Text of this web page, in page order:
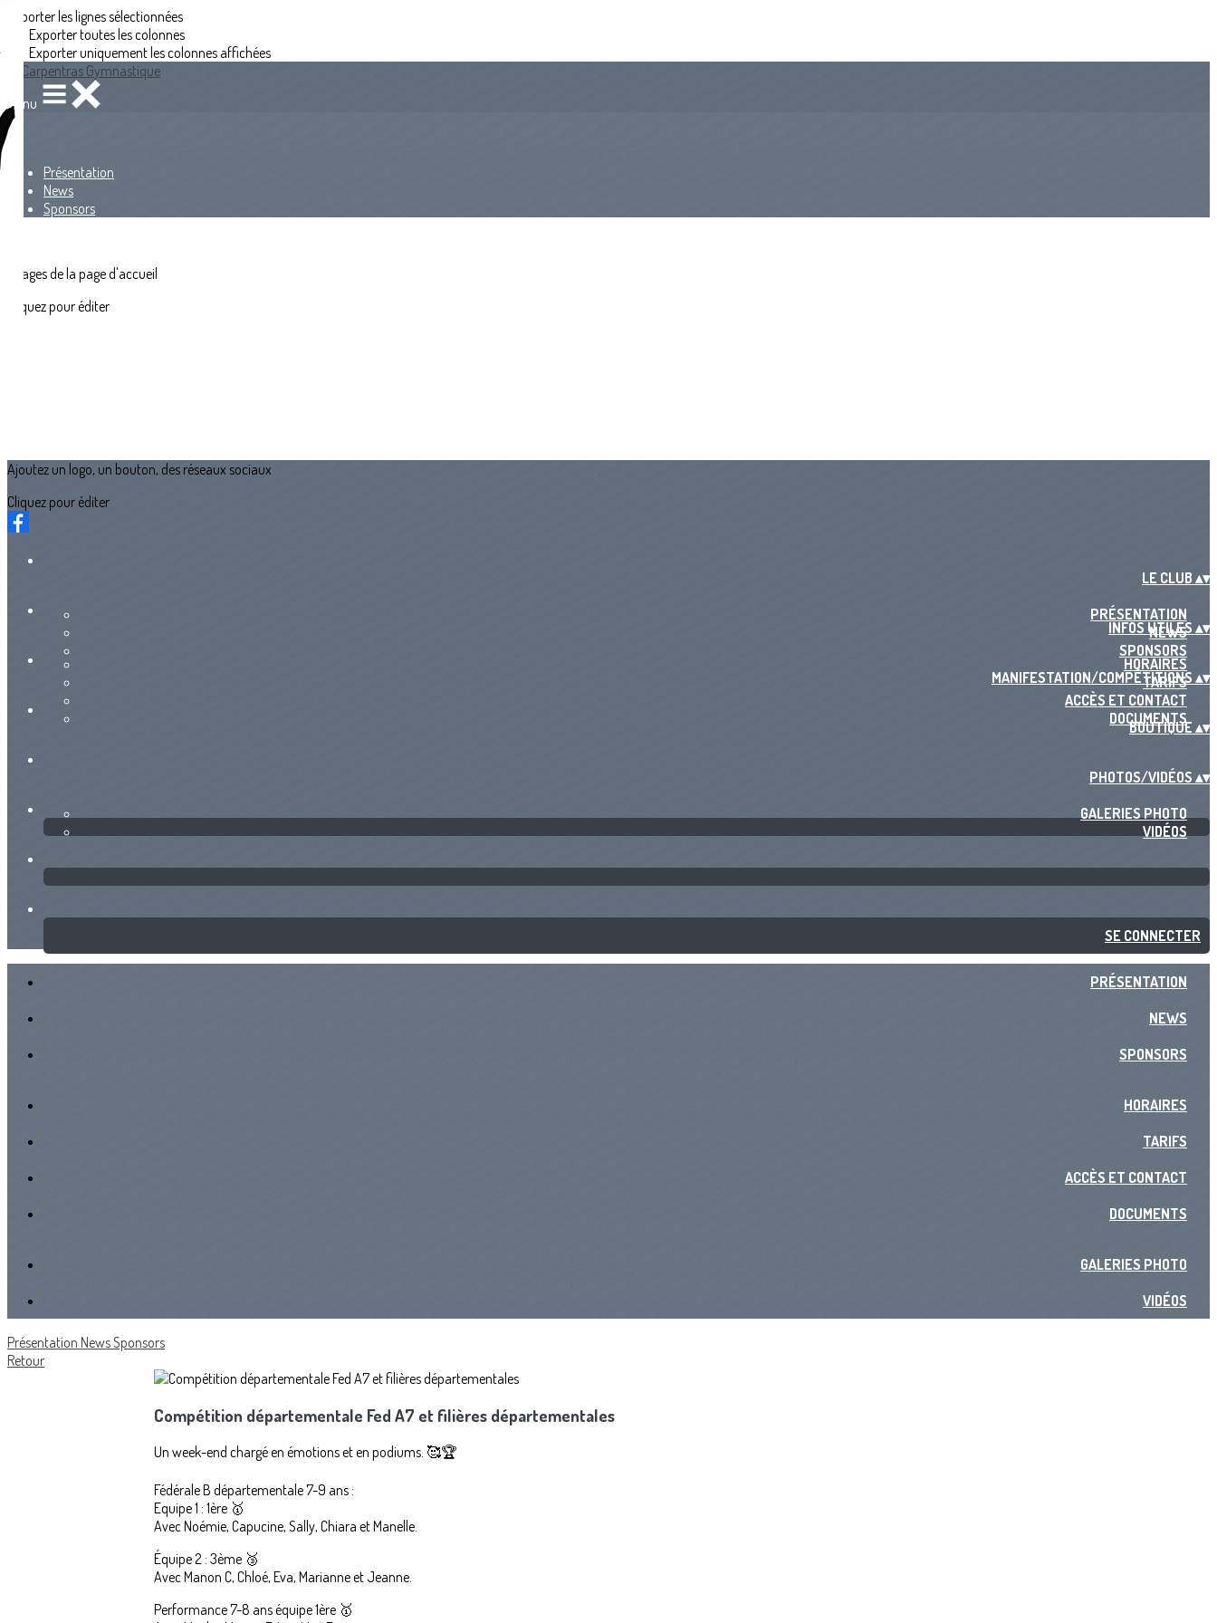
Exporter les lignes sélectionnées
Exporter toutes les colonnes
Exporter uniquement les colonnes affichées
Menu
<
>
Présentation
News
Sponsors
Images de la page d'accueil
Cliquez pour éditer
Ajoutez un logo, un bouton, des réseaux sociaux
Cliquez pour éditer
LE CLUB ▴▾
PRÉSENTATION
NEWS
SPONSORS
INFOS UTILES ▴▾
HORAIRES
TARIFS
ACCÈS ET CONTACT
DOCUMENTS
MANIFESTATION/COMPÉTITIONS ▴▾
BOUTIQUE ▴▾
PHOTOS/VIDÉOS ▴▾
GALERIES PHOTO
VIDÉOS
SE CONNECTER
PRÉSENTATION
NEWS
SPONSORS
HORAIRES
TARIFS
ACCÈS ET CONTACT
DOCUMENTS
GALERIES PHOTO
VIDÉOS
Présentation NewsSponsors
Retour
Compétition départementale Fed A7 et filières départementales
Un week-end chargé en émotions et en podiums. 🥰🏆
Fédérale B départementale 7-9 ans :
Equipe 1 : 1ère 🥇
Avec Noémie, Capucine, Sally, Chiara et Manelle.
Équipe 2 : 3ème 🥉
Avec Manon C, Chloé, Eva, Marianne et Jeanne.
Performance 7-8 ans équipe 1ère 🥇